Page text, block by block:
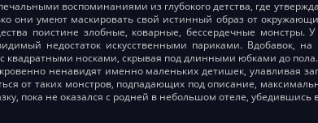
воспоминаниями из глубокого детства, где
они умеют маскировать свой истинный образ от
поистине злобные, коварные, бессердечные монстры.
недостаток искусственными париками. Вдобавок,
квадратными носками, скрывая под длинными юбками до пола.
ненавидят именно маленьких детишек, улавливая
от таких монстров, подпадающих под описание,
пока не оказался с родней в небольшом отеле,